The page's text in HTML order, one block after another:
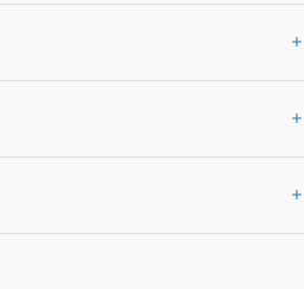
閉じる